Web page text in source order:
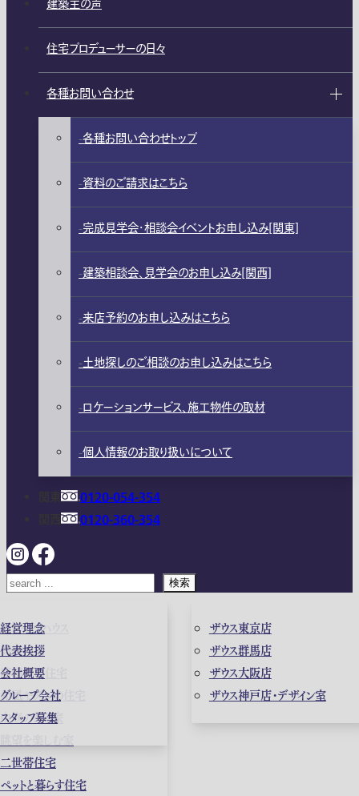
ガレージハウス
高級住宅
店舗併用住宅
和風モダンの住宅
中庭のある家
二世帯住宅
ペットと暮らす住宅
経営理念
代表挨拶
会社概要
グループ会社
スタッフ募集
ザウス東京店
ザウス群馬店
ザウス大阪店
ザウス神戸店・デザイン室
建築主の声
住宅プロデューサーの日々
各種お問い合わせ
各種お問い合わせトップ
資料のご請求はこちら
完成見学会・相談会イベントお申し込み[関東]
建築相談会、見学会のお申し込み[関西]
来店予約のお申し込みはこちら
土地探しのご相談のお申し込みはこちら
ロケーションサービス、施工物件の取材
個人情報のお取り扱いについて
0120-054-354
0120-360-354
検索